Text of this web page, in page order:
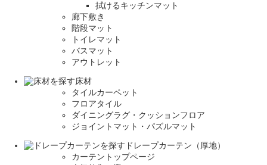
拭けるキッチンマット
廊下敷き
階段マット
トイレマット
バスマット
アウトレット
床材
タイルカーペット
フロアタイル
ダイニングラグ・クッションフロア
ジョイントマット・パズルマット
ドレープカーテン（厚地）
カーテントップページ